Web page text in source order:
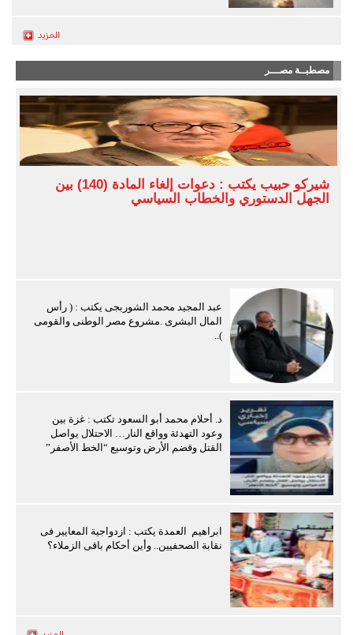
مصطبــة مصـــر
شيركو حبيب يكتب : دعوات إلغاء المادة (140) بين
الجهل الدستوري والخطاب السياسي
عبد المجيد محمد الشوربجى يكتب : ( رأس
المال البشرى .مشروع مصر الوطنى والقومى
)..
د. أحلام محمد أبو السعود تكتب : غزة بين
وعود التهدئة وواقع النار… الاحتلال يواصل
القتل وقضم الأرض وتوسيع “الخط الأصفر”
ابراهيم العمدة يكتب : ازدواجية المعايير فى
نقابة الصحفيين.. وأين أحكام باقى الزملاء؟